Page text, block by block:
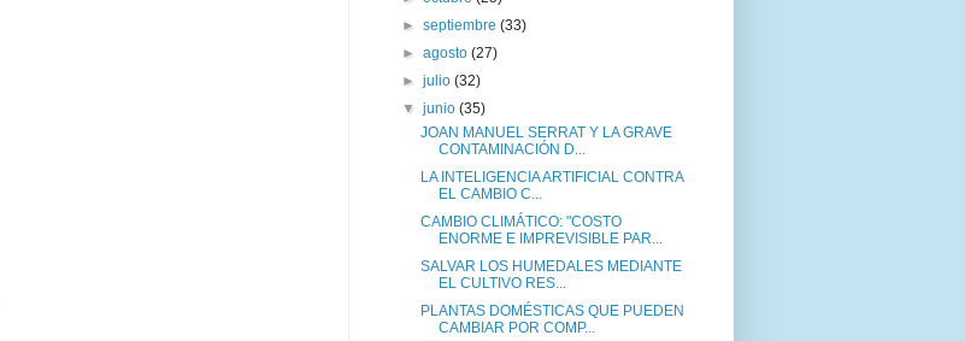
►septiembre(33)
►agosto(27)
►julio(32)
▼junio(35)
JOAN MANUEL SERRAT Y LA GRAVE
CONTAMINACIÓN D...
LA INTELIGENCIA ARTIFICIAL CONTRA
EL CAMBIO C...
CAMBIO CLIMÁTICO: "COSTO
ENORME E IMPREVISIBLE PAR...
SALVAR LOS HUMEDALES MEDIANTE
EL CULTIVO RES...
PLANTAS DOMÉSTICAS QUE PUEDEN
CAMBIAR POR COMP...